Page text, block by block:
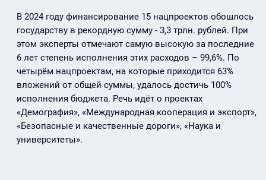
В 2024 году финансирование 15 нацпроектов обошлось
государству в рекордную сумму - 3,3 трлн. рублей. При
этом эксперты отмечают самую высокую за последние
6 лет степень исполнения этих расходов – 99,6%. По
четырём нацпроектам, на которые приходится 63%
вложений от общей суммы, удалось достичь 100%
исполнения бюджета. Речь идёт о проектах
«Демография», «Международная кооперация и экспорт»,
«Безопасные и качественные дороги», «Наука и
университеты».